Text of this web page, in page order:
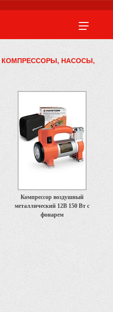
КОМПРЕССОРЫ, НАСОСЫ,
Компрессор воздушный
металлический 12В 150 Вт с
фонарем